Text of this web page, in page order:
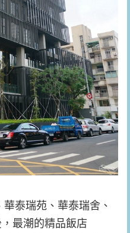
泰瑞苑、華泰瑞舍、
最潮的精品飯店